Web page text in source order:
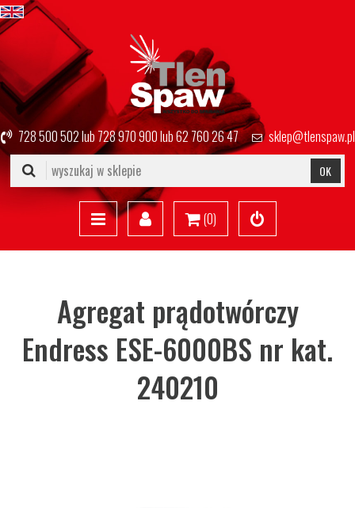
728 500 502lub728 970 900lub62 760 26 47 sklep@tlenspaw.pl
OK
(0)
Agregat prądotwórczy
Endress ESE-6000BS nr kat.
240210